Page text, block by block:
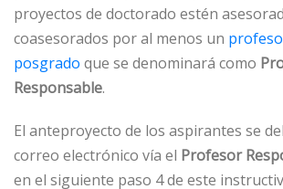
proyectos de doctorado estén
coasesorados por al menos un
posgrado que se denominará como
Responsable.
El anteproyecto de los aspirantes se
correo electrónico vía el Profesor
en el siguiente paso 4 de este